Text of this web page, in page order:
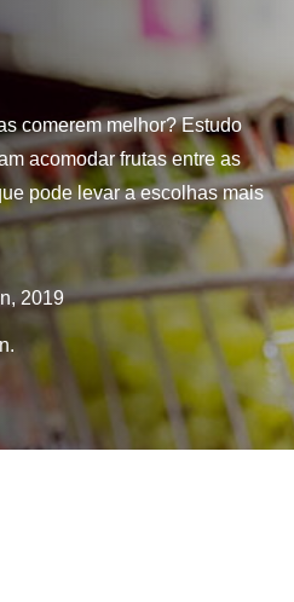
comerem melhor? Estudo
acomodar frutas entre as
pode levar a escolhas mais
2019